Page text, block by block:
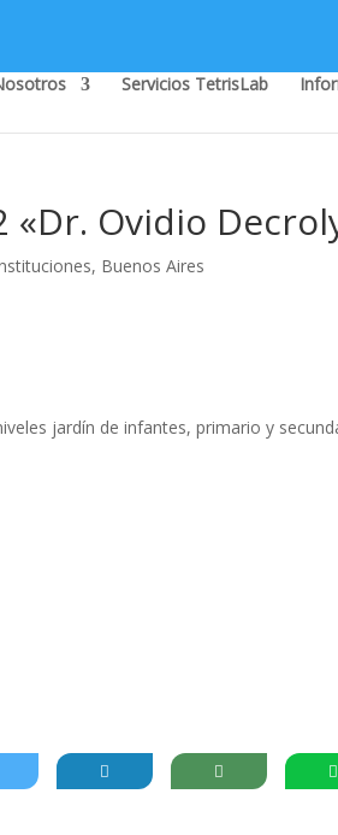
Servicios TetrisLab
«Dr. Ovidio
, Buenos Aires
jardín de infantes, primario y